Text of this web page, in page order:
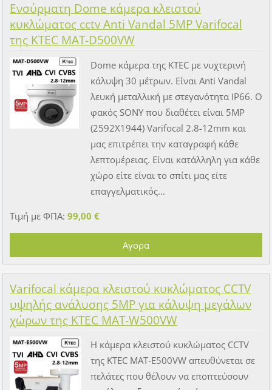
Ενσύρματη Dome κάμερα κλειστού
κυκλώματος cctv Anti Vandal 5MP Varifocal
της KTEC MAT-D500VW
Dome κάμερα της KTEC με νυχτερινή
κάλυψη 30 μέτρων. Είναι Anti Vandal
λευκή μεταλλική με στεγανότητα IP66. Ο
φακός SONY που διαθέτει είναι 5MP
(2592X1944) Varifocal 2.8-12mm και
μας επιτρέπει την καταγραφή κάθε
λεπτομέρειας. Είναι κατάλληλη για κάθε
χώρο είτε είναι το σπίτι μας είτε
επαγγελματικός...
Τιμή με ΦΠΑ: 99,00 €
Varifocal κάμερα κλειστού κυκλώματος CCTV
υψηλής ανάλυσης 5MP για κάλυψη μεγάλων
χώρων της KTEC MAT-W500VW
Η κάμερα κλειστού κυκλώματος CCTV
της KTEC MAT-E500VW απευθύνεται σε
πελάτες που θέλουν να εποπτεύσουν